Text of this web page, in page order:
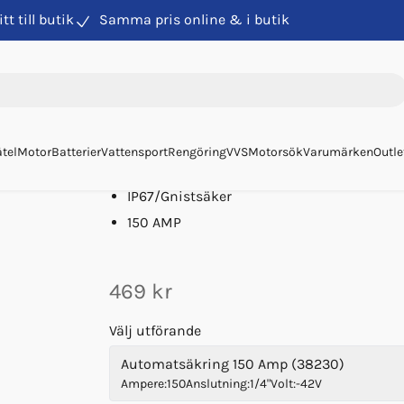
till butik Samma pris online & i butik
MotorBatterierVattensportRengöringVVSMotorsökVarumärken
Automatsäkring 150 Amp
IP67/Gnistsäker
150 AMP
469 kr
Välj utförande
Automatsäkring 150 Amp (38230)
Ampere:150Anslutning:1/4"Volt:-42V